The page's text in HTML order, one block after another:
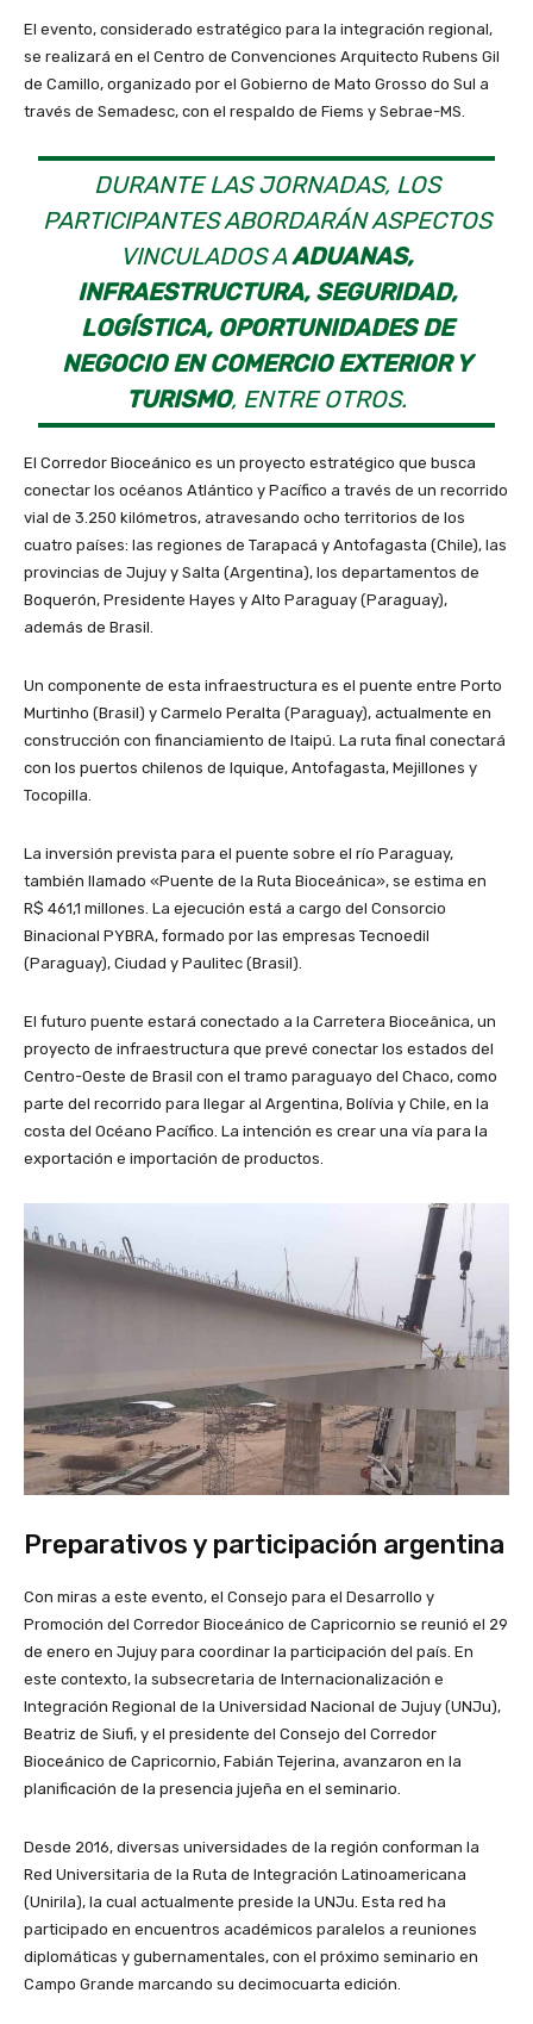
El evento, considerado estratégico para la integración regional,
se realizará en el Centro de Convenciones Arquitecto Rubens Gil
de Camillo, organizado por el Gobierno de Mato Grosso do Sul a
través de Semadesc, con el respaldo de Fiems y Sebrae-MS.
DURANTE LAS JORNADAS, LOS
PARTICIPANTES ABORDARÁN ASPECTOS
VINCULADOS AADUANAS,
INFRAESTRUCTURA, SEGURIDAD,
LOGÍSTICA, OPORTUNIDADES DE
NEGOCIO EN COMERCIO EXTERIOR Y
TURISMO, ENTRE OTROS.
El Corredor Bioceánico es un proyecto estratégico que busca
conectar los océanos Atlántico y Pacífico a través de un recorrido
vial de 3.250 kilómetros, atravesando ocho territorios de los
cuatro países: las regiones de Tarapacá y Antofagasta (Chile), las
provincias de Jujuy y Salta (Argentina), los departamentos de
Boquerón, Presidente Hayes y Alto Paraguay (Paraguay),
además de Brasil.
Un componente de esta infraestructura es el puente entre Porto
Murtinho (Brasil) y Carmelo Peralta (Paraguay), actualmente en
construcción con financiamiento de Itaipú. La ruta final conectará
con los puertos chilenos de Iquique, Antofagasta, Mejillones y
Tocopilla.
La inversión prevista para el puente sobre el río Paraguay,
también llamado «Puente de la Ruta Bioceánica», se estima en
R$ 461,1 millones. La ejecución está a cargo del Consorcio
Binacional PYBRA, formado por las empresas Tecnoedil
(Paraguay), Ciudad y Paulitec (Brasil).
El futuro puente estará conectado a la Carretera Bioceânica, un
proyecto de infraestructura que prevé conectar los estados del
Centro-Oeste de Brasil con el tramo paraguayo del Chaco, como
parte del recorrido para llegar al Argentina, Bolívia y Chile, en la
costa del Océano Pacífico. La intención es crear una vía para la
exportación e importación de productos.
Preparativos y participación argentina
Con miras a este evento, el Consejo para el Desarrollo y
Promoción del Corredor Bioceánico de Capricornio se reunió el 29
de enero en Jujuy para coordinar la participación del país. En
este contexto, la subsecretaria de Internacionalización e
Integración Regional de la Universidad Nacional de Jujuy (UNJu),
Beatriz de Siufi, y el presidente del Consejo del Corredor
Bioceánico de Capricornio, Fabián Tejerina, avanzaron en la
planificación de la presencia jujeña en el seminario.
Desde 2016, diversas universidades de la región conforman la
Red Universitaria de la Ruta de Integración Latinoamericana
(Unirila), la cual actualmente preside la UNJu. Esta red ha
participado en encuentros académicos paralelos a reuniones
diplomáticas y gubernamentales, con el próximo seminario en
Campo Grande marcando su decimocuarta edición.